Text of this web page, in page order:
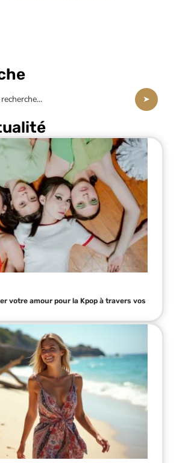
votre amour pour la Kpop à travers vos